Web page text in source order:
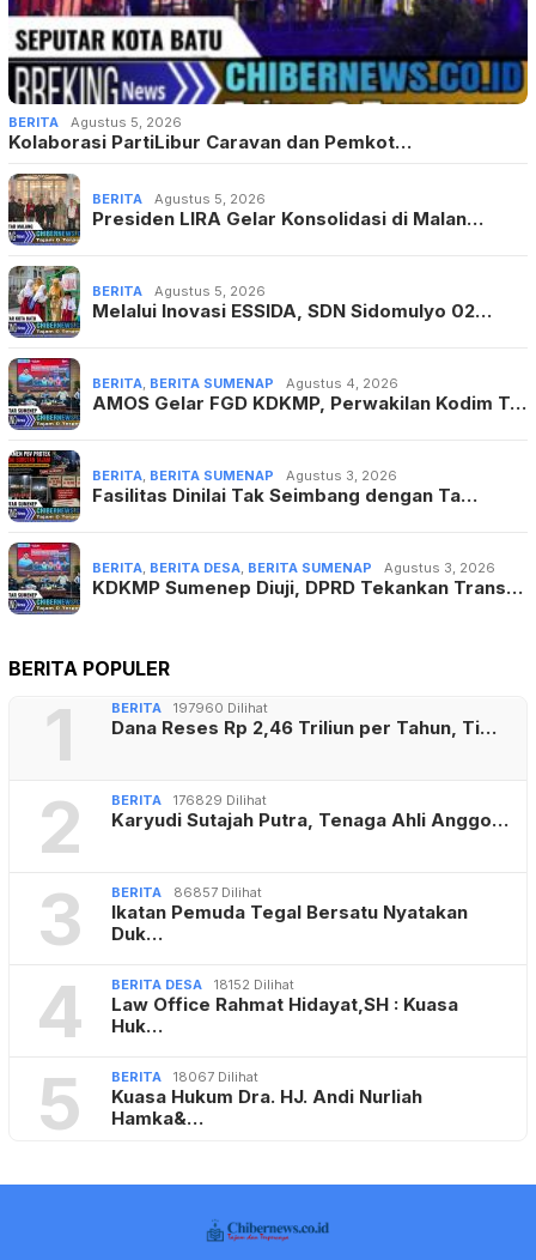
BERITA Agustus 5, 2026
Kolaborasi PartiLibur Caravan dan Pemkot…
BERITA Agustus 5, 2026
Presiden LIRA Gelar Konsolidasi di Malan…
BERITA Agustus 5, 2026
Melalui Inovasi ESSIDA, SDN Sidomulyo 02…
BERITA BERITA SUMENAP Agustus 4, 2026
AMOS Gelar FGD KDKMP, Perwakilan Kodim T…
BERITA BERITA SUMENAP Agustus 3, 2026
Fasilitas Dinilai Tak Seimbang dengan Ta…
BERITA BERITA DESA BERITA SUMENAP Agustus 3, 2026
KDKMP Sumenep Diuji, DPRD Tekankan Trans…
BERITA POPULER
1 BERITA 197960 Dilihat
Dana Reses Rp 2,46 Triliun per Tahun, Ti…
2 BERITA 176829 Dilihat
Karyudi Sutajah Putra, Tenaga Ahli Anggo…
3 BERITA 86857 Dilihat
Ikatan Pemuda Tegal Bersatu Nyatakan
Duk…
4 BERITA DESA 18152 Dilihat
Law Office Rahmat Hidayat,SH : Kuasa
Huk…
5 BERITA 18067 Dilihat
Kuasa Hukum Dra. HJ. Andi Nurliah
Hamka&…